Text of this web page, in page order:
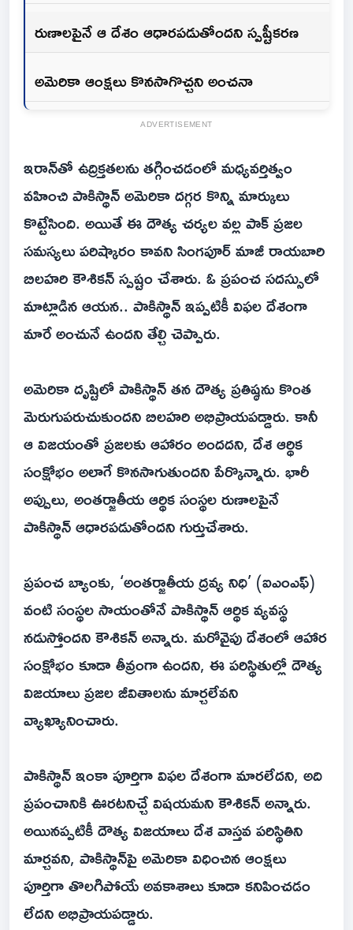
రుణాలపైనే ఆ దేశం ఆధారపడుతోందని స్పష్టీకరణ
అమెరికా ఆంక్షలు కొనసాగొచ్చని అంచనా
ADVERTISEMENT
ఇరాన్‌తో ఉద్రిక్తతలను తగ్గించడంలో మధ్యవర్తిత్వం
వహించి పాకిస్థాన్‌ అమెరికా దగ్గర కొన్ని మార్కులు
కొట్టేసింది. అయితే ఈ దౌత్య చర్యల వల్ల పాక్‌ ప్రజల
సమస్యలు పరిష్కారం కావని సింగపూర్ మాజీ రాయబారి
బిలహరి కౌశికన్ స్పష్టం చేశారు. ఓ ప్రపంచ సదస్సులో
మాట్లాడిన ఆయన.. పాకిస్థాన్ ఇప్పటికీ విఫల దేశంగా
మారే అంచునే ఉందని తేల్చి చెప్పారు.
అమెరికా దృష్టిలో పాకిస్థాన్ తన దౌత్య ప్రతిష్ఠను కొంత
మెరుగుపరుచుకుందని బిలహరి అభిప్రాయపడ్డారు. కానీ
ఆ విజయంతో ప్రజలకు ఆహారం అందదని, దేశ ఆర్థిక
సంక్షోభం అలాగే కొనసాగుతుందని పేర్కొన్నారు. భారీ
అప్పులు, అంతర్జాతీయ ఆర్థిక సంస్థల రుణాలపైనే
పాకిస్థాన్ ఆధారపడుతోందని గుర్తుచేశారు.
ప్రపంచ బ్యాంకు, ‘అంతర్జాతీయ ద్రవ్య నిధి’ (ఐఎంఎఫ్‌)
వంటి సంస్థల సాయంతోనే పాకిస్థాన్ ఆర్థిక వ్యవస్థ
నడుస్తోందని కౌశికన్ అన్నారు. మరోవైపు దేశంలో ఆహార
సంక్షోభం కూడా తీవ్రంగా ఉందని, ఈ పరిస్థితుల్లో దౌత్య
విజయాలు ప్రజల జీవితాలను మార్చలేవని
వ్యాఖ్యానించారు.
పాకిస్థాన్ ఇంకా పూర్తిగా విఫల దేశంగా మారలేదని, అది
ప్రపంచానికి ఊరటనిచ్చే విషయమని కౌశికన్ అన్నారు.
అయినప్పటికీ దౌత్య విజయాలు దేశ వాస్తవ పరిస్థితిని
మార్చవని, పాకిస్థాన్‌పై అమెరికా విధించిన ఆంక్షలు
పూర్తిగా తొలగిపోయే అవకాశాలు కూడా కనిపించడం
లేదని అభిప్రాయపడ్డారు.